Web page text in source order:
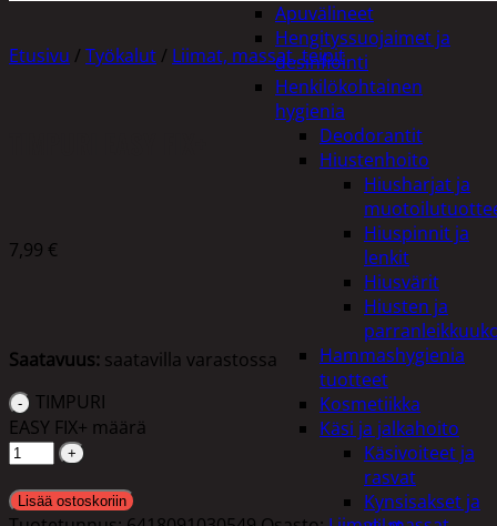
Apuvälineet
Hengityssuojaimet ja
desinfiointi
Henkilökohtainen
hygienia
Deodorantit
Hiustenhoito
Hiusharjat ja
Hiuspinnit ja
lenkit
Hiusvärit
Hiusten ja
Hammashygienia
tuotteet
Kosmetiikka
Käsi ja jalkahoito
Käsivoiteet ja
rasvat
Kynsisakset ja
Etusivu / Työkalut / Liimat, massat, teipit
7,99 €
Saatavuus: saatavilla varastossa
TIMPURI
EASY FIX+ määrä
Lisää ostoskoriin